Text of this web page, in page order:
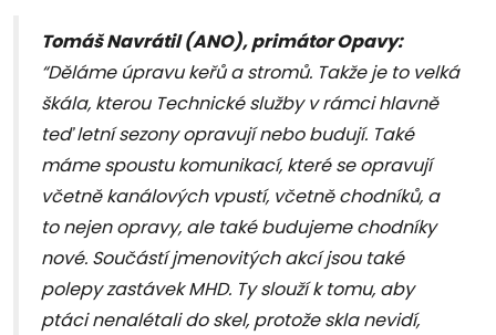
Tomáš Navrátil (ANO), primátor Opavy:
“Děláme úpravu keřů a stromů. Takže je to velká
škála, kterou Technické služby v rámci hlavně
teď letní sezony opravují nebo budují. Také
máme spoustu komunikací, které se opravují
včetně kanálových vpustí, včetně chodníků, a
to nejen opravy, ale také budujeme chodníky
nové. Součástí jmenovitých akcí jsou také
polepy zastávek MHD. Ty slouží k tomu, aby
ptáci nenalétali do skel, protože skla nevidí,